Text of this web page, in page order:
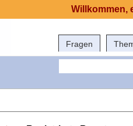
Fragen
Willkommen,